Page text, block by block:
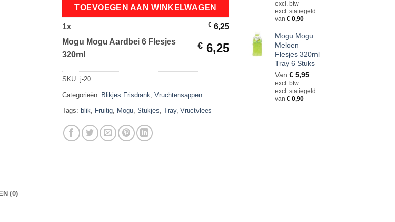
TOEVOEGEN AAN WINKELWAGEN
1x € 6,25
Mogu Mogu Aardbei 6 Flesjes
320ml
€ 6,25
SKU: j-20
Categorieën: Blikjes Frisdrank Vruchtensappen
Tags: blik Fruitig Mogu Stukjes Tray, Vructvlees
excl. btw
excl. statiegeld
van € 0,90
Mogu Mogu
Meloen
Flesjes 320ml
Tray 6 Stuks
Van € 5,95
excl. btw
excl. statiegeld
van € 0,90
(0)